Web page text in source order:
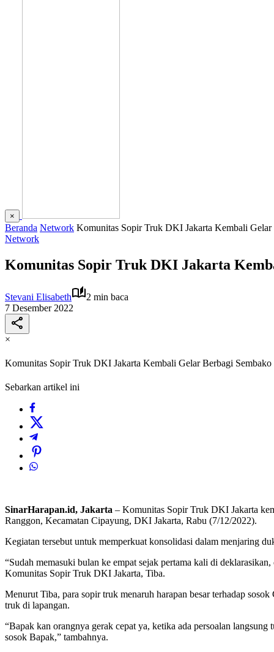
×
Beranda Network Komunitas Sopir Truk DKI Jakarta Kembali Gelar
Network
Komunitas Sopir Truk DKI Jakarta
Stevani Elisabeth
2 min baca
7 Desember 2022
×
Komunitas Sopir Truk DKI Jakarta Kembali Gelar Berbagi Sembako
Sebarkan artikel ini
SinarHarapan.id, Jakarta – Komunitas Sopir Truk DKI Jakarta
Ranggon, Kecamatan Cipayung, DKI Jakarta, Rabu (7/12/2022).
Kegiatan tersebut untuk memperkuat konsolidasi dalam menjaring
“Sudah memasuki bulan ke empat sejak pertama kali di
Komunitas Sopir Truk DKI Jakarta, Tiba.
Menurut Tiba, para sopir truk menaruh harapan besar terhadap
truk di lapangan.
“Bapak kan orangnya gerak cepat ya, ketika ada persoalan
sosok Bapak,” tambahnya.